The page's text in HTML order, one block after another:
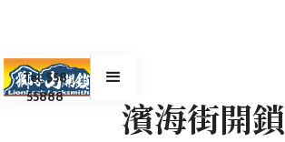
Tel. 558
55888
濱海街開鎖